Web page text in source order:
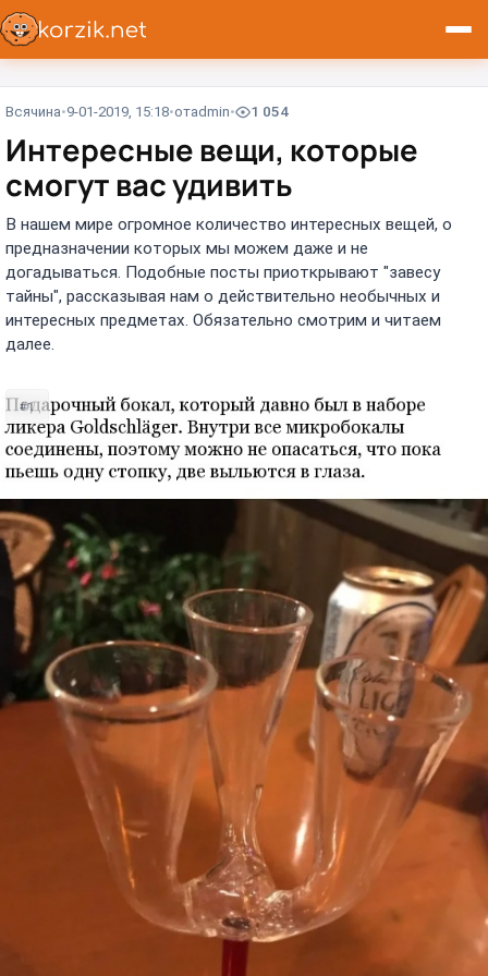
Всячина 9-01-2019, 15:18 отadmin 1 054
Интересные вещи, которые
смогут вас удивить
В нашем мире огромное количество интересных вещей, о
предназначении которых мы можем даже и не
догадываться. Подобные посты приоткрывают "завесу
тайны", рассказывая нам о действительно необычных и
интересных предметах. Обязательно смотрим и читаем
далее.
#1